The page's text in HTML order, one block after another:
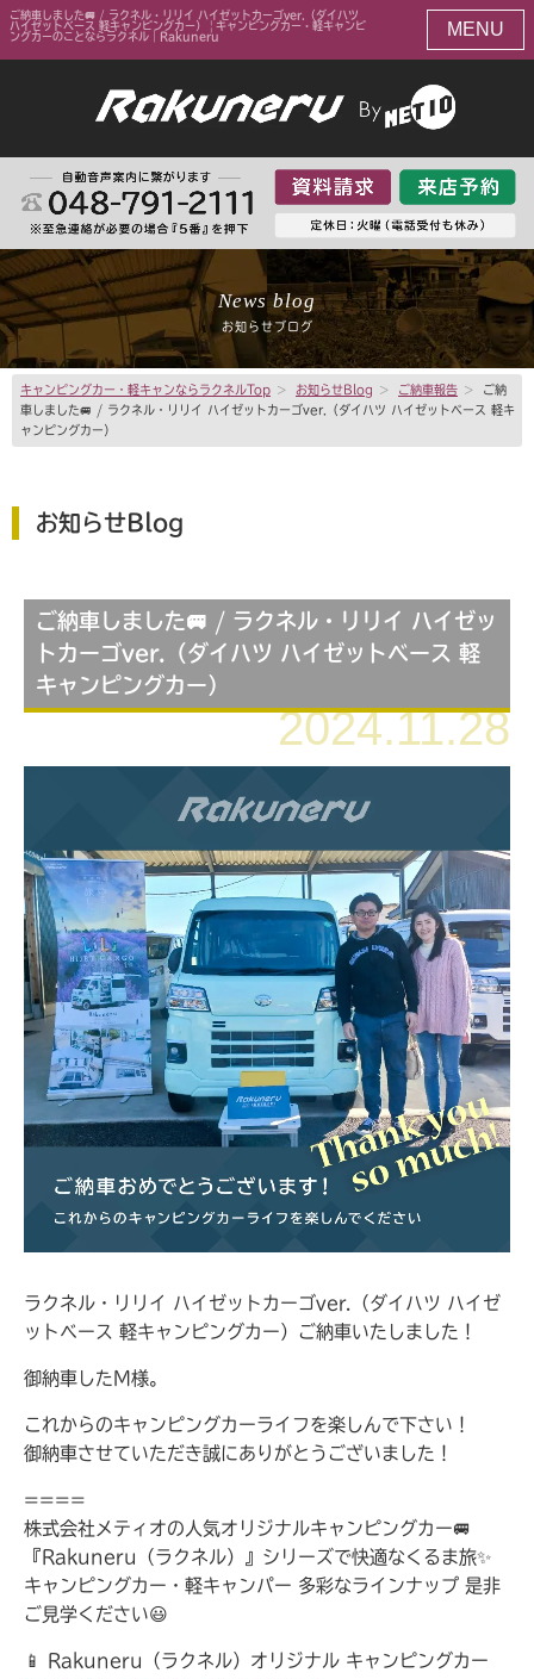
ご納車しました🚐 / ラクネル・リリイ ハイゼットカーゴver.（ダイハツ
ハイゼットベース 軽キャンピングカー） | キャンピングカー・軽キャンピ
ングカーのことならラクネル｜Rakuneru
MENU
News blog
お知らせブログ
キャンピングカー・軽キャンならラクネルTop > お知らせBlog > ご納車報告 >
ご納
車しました🚐 / ラクネル・リリイ ハイゼットカーゴver.（ダイハツ ハイゼットベース 軽キ
ャンピングカー）
お知らせBlog
ご納車しました🚐 / ラクネル・リリイ ハイゼッ
トカーゴver.（ダイハツ ハイゼットベース 軽
キャンピングカー）
2024.11.28
ラクネル・リリイ ハイゼットカーゴver.（ダイハツ ハイゼ
ットベース 軽キャンピングカー）ご納車いたしました！
御納車したM様。
これからのキャンピングカーライフを楽しんで下さい！
御納車させていただき誠にありがとうございました！
====
株式会社メティオの人気オリジナルキャンピングカー🚐
『Rakuneru（ラクネル）』シリーズで快適なくるま旅✨
キャンピングカー・軽キャンパー 多彩なラインナップ 是非
ご見学ください😃
📱 Rakuneru（ラクネル）オリジナル キャンピングカー